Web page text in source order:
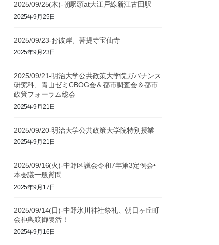
2025/09/25(木)-朝駅頭at大江戸線新江古田駅
2025年9月25日
2025/09/23-お彼岸、菩提寺宝仙寺
2025年9月23日
2025/09/21-明治大学公共政策大学院ガバナンス
研究科、青山ゼミOBOG会＆都市調査会＆都市
政策フォーラム総会
2025年9月21日
2025/09/20-明治大学公共政策大学院特別授業
2025年9月21日
2025/09/16(火)-中野区議会令和7年第3定例会•
本会議一般質問
2025年9月17日
2025/09/14(日)-中野氷川神社祭礼、朝日ヶ丘町
会神輿渡御復活！
2025年9月16日